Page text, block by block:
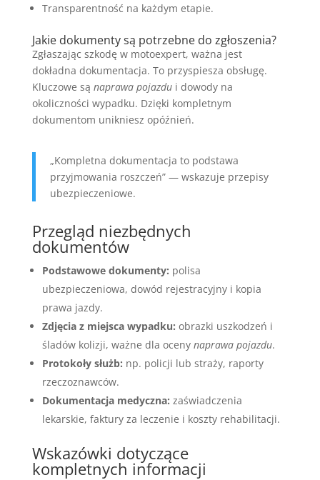
Transparentność na każdym etapie.
Jakie dokumenty są potrzebne do zgłoszenia?
Zgłaszając szkodę w motoexpert, ważna jest
dokładna dokumentacja. To przyspiesza obsługę.
Kluczowe są naprawa pojazdui dowody na
okoliczności wypadku. Dzięki kompletnym
dokumentom unikniesz opóźnień.
„Kompletna dokumentacja to podstawa
przyjmowania roszczeń” — wskazuje przepisy
ubezpieczeniowe.
Przegląd niezbędnych
dokumentów
Podstawowe dokumenty: polisa
ubezpieczeniowa, dowód rejestracyjny i kopia
prawa jazdy.
Zdjęcia z miejsca wypadku: obrazki uszkodzeń i
śladów kolizji, ważne dla oceny naprawa pojazdu.
Protokoły służb: np. policji lub straży, raporty
rzeczoznawców.
Dokumentacja medyczna: zaświadczenia
lekarskie, faktury za leczenie i koszty rehabilitacji.
Wskazówki dotyczące
kompletnych informacji